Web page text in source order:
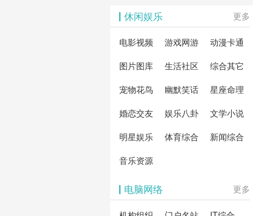
台内容丰
富，更新快
速，支持在
线观看，满
需求，提供
无广告、高
量免费看电
影网站！
_huashilm.com_
动漫综合
提供最新电
视剧和2025
的在线观
看，快来碟
调电影网在
热门影视作
品吧！
休闲娱乐 更多
电影视频 游戏网游
动漫卡通
图片图库
生活社区
综合其它
宠物花鸟
幽默笑话
星座命理
婚恋交友
娱乐八卦
文学小说
明星娱乐
体育综合
新闻综合
音乐资源
电脑网络 更多